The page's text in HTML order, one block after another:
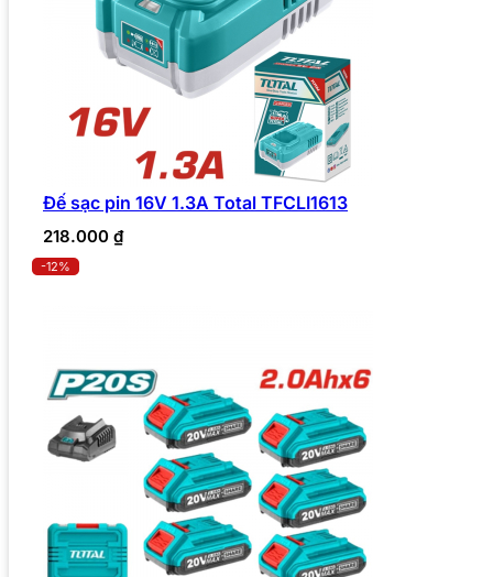
Đế sạc pin 16V 1.3A Total TFCLI1613
218.000 ₫
-12%